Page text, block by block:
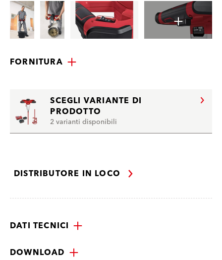
FORNITURA
SCEGLI VARIANTE DI
PRODOTTO
2 varianti disponibili
DISTRIBUTORE IN LOCO
DATI TECNICI
DOWNLOAD